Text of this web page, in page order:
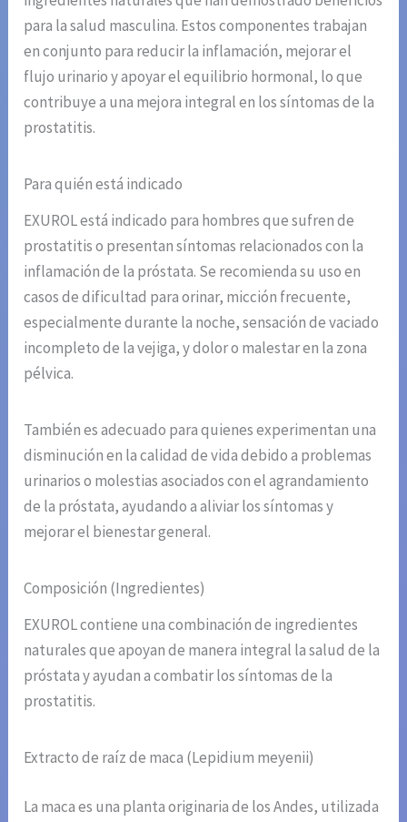
para la salud masculina. Estos componentes trabajan
en conjunto para reducir la inflamación, mejorar el
flujo urinario y apoyar el equilibrio hormonal, lo que
contribuye a una mejora integral en los síntomas de la
prostatitis.
Para quién está indicado
EXUROL está indicado para hombres que sufren de
prostatitis o presentan síntomas relacionados con la
inflamación de la próstata. Se recomienda su uso en
casos de dificultad para orinar, micción frecuente,
especialmente durante la noche, sensación de vaciado
incompleto de la vejiga, y dolor o malestar en la zona
pélvica.
También es adecuado para quienes experimentan una
disminución en la calidad de vida debido a problemas
urinarios o molestias asociados con el agrandamiento
de la próstata, ayudando a aliviar los síntomas y
mejorar el bienestar general.
Composición (Ingredientes)
EXUROL contiene una combinación de ingredientes
naturales que apoyan de manera integral la salud de la
próstata y ayudan a combatir los síntomas de la
prostatitis.
Extracto de raíz de maca (Lepidium meyenii)
La maca es una planta originaria de los Andes, utilizada